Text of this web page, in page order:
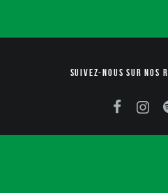
Suivez-nous sur nos